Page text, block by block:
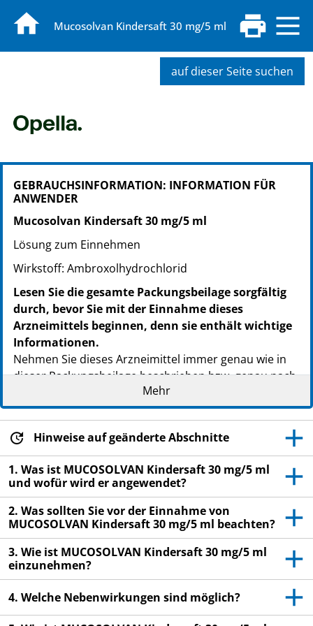
Mucosolvan Kindersaft 30 mg/5 ml
auf dieser Seite suchen
PZN: 02807988
PPN: 110280798893
PZN: 02808002
PPN: 110280800268
GEBRAUCHSINFORMATION: INFORMATION FÜR
ANWENDER
Mucosolvan Kindersaft 30 mg/5 ml
Lösung zum Einnehmen
Wirkstoff: Ambroxolhydrochlorid
Lesen Sie die gesamte Packungsbeilage sorgfältig
durch, bevor Sie mit der Einnahme dieses
Arzneimittels beginnen, denn sie enthält wichtige
Informationen.
Nehmen Sie dieses Arzneimittel immer genau wie in
dieser Packungsbeilage beschrieben bzw. genau nach
Anweisung Ihres Arztes oder Apothekers ein.
Heben Sie die Packungsbeilage auf. Vielleicht
möchten Sie diese später nochmals lesen.
Fragen Sie Ihren Apotheker, wenn Sie weitere
Informationen oder einen Rat benötigen.
Wenn Sie Nebenwirkungen bemerken, wenden Sie
sich an Ihren Arzt oder Apotheker. Dies gilt auch
für Nebenwirkungen, die nicht in dieser
Packungsbeilage angegeben sind. Siehe Abschnitt
4.
Wenn Sie sich nach 4 – 5 Tagen nicht besser oder
gar schlechter fühlen, wenden Sie sich an Ihren
Arzt.
Mehr
Hinweise auf geänderte Abschnitte
1. Was ist MUCOSOLVAN Kindersaft 30 mg/5 ml
und wofür wird er angewendet?
2. Was sollten Sie vor der Einnahme von
MUCOSOLVAN Kindersaft 30 mg/5 ml beachten?
3. Wie ist MUCOSOLVAN Kindersaft 30 mg/5 ml
einzunehmen?
4. Welche Nebenwirkungen sind möglich?